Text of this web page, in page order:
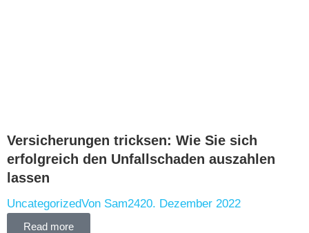
Versicherungen tricksen: Wie Sie sich
erfolgreich den Unfallschaden auszahlen
lassen
UncategorizedVon Sam2420. Dezember 2022
Read more